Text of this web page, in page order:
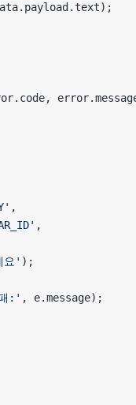
,
,
요' );
:' , e.message);